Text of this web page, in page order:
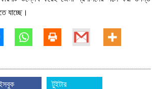
যাচ্ছে।
টুইটার